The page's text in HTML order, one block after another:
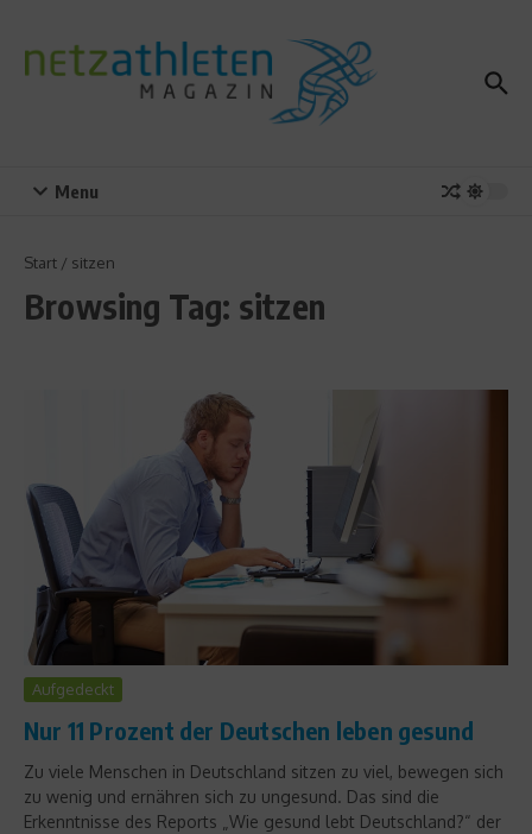
Menu
Start / sitzen
Browsing Tag: sitzen
Aufgedeckt
Nur 11 Prozent der Deutschen leben gesund
Zu viele Menschen in Deutschland sitzen zu viel, bewegen sich
zu wenig und ernähren sich zu ungesund. Das sind die
Erkenntnisse des Reports „Wie gesund lebt Deutschland?“ der